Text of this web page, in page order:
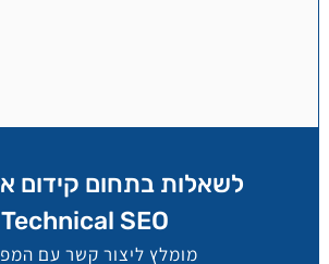
לשאלות בתחום קידום
Technical SEO
מומלץ ליצור קשר עם